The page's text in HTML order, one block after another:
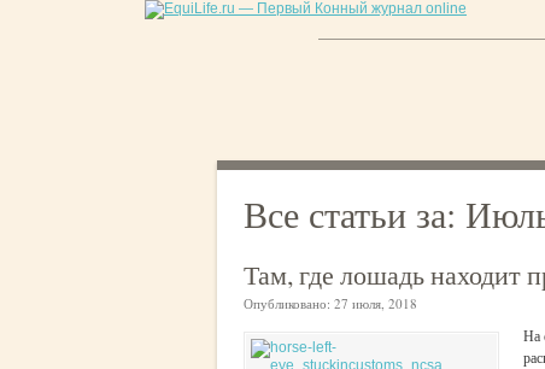
Все статьи за:
Там, где лошадь находит
Опубликовано: 27 июля, 2018
На